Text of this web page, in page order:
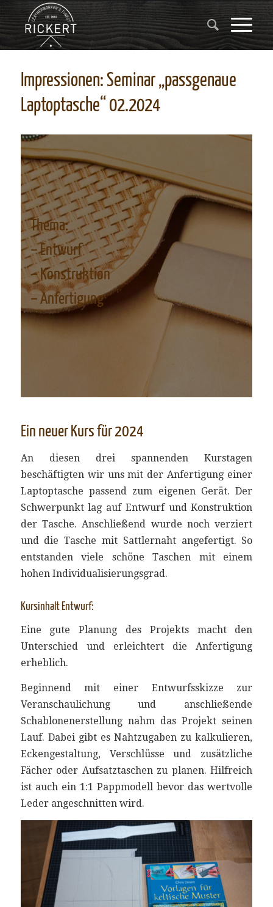
Impressionen: Seminar „passgenaue
Laptoptasche“ 02.2024
Thema:
– Entwurf
– Konstruktion
– Anfertigung
Ein neuer Kurs für 2024
An diesen drei spannenden Kurstagen
beschäftigten wir uns mit der Anfertigung einer
Laptoptasche passend zum eigenen Gerät. Der
Schwerpunkt lag auf Entwurf und Konstruktion
der Tasche. Anschließend wurde noch verziert
und die Tasche mit Sattlernaht angefertigt. So
entstanden viele schöne Taschen mit einem
hohen Individualisierungsgrad.
Kursinhalt Entwurf:
Eine gute Planung des Projekts macht den
Unterschied und erleichtert die Anfertigung
erheblich.
Beginnend mit einer Entwurfsskizze zur
Veranschaulichung und anschließende
Schablonenerstellung nahm das Projekt seinen
Lauf. Dabei gibt es Nahtzugaben zu kalkulieren,
Eckengestaltung, Verschlüsse und zusätzliche
Fächer oder Aufsatztaschen zu planen. Hilfreich
ist auch ein 1:1 Pappmodell bevor das wertvolle
Leder angeschnitten wird.